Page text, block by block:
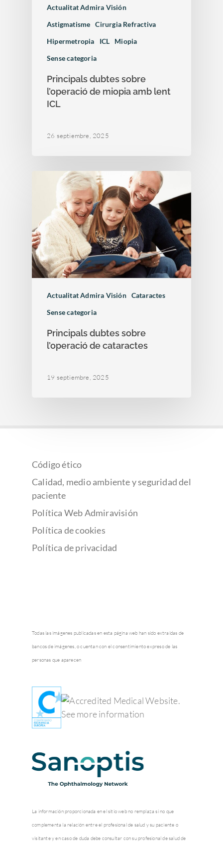
Actualitat Admira Visión
Astigmatisme
Cirurgia Refractiva
Hipermetropia
ICL
Miopia
Sense categoria
Principals dubtes sobre
l’operació de miopia amb lent
ICL
26 septiembre, 2025
Actualitat Admira Visión Cataractes
Sense categoria
Principals dubtes sobre
l’operació de cataractes
19 septiembre, 2025
Código ético
Calidad, medio ambiente y seguridad del
paciente
Política Web Admiravisión
Política de cookies
Política de privacidad
Todas las imágenes publicadas en esta página web han sido extraídas de
bancos de imágenes, o cuentan con el consentimiento expreso de las
personas que aparecen
La información proporcionada en el sitio web no remplaza si no que
complementa la relación entre el profesional de salud y su paciente o
visitante y en caso de duda debe consultar con su profesional de salud de